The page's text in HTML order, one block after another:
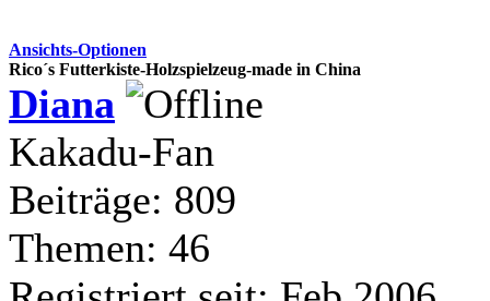
Ansichts-Optionen
Rico´s Futterkiste-Holzspielzeug-made in China
Diana
Kakadu-Fan
Beiträge: 809
Themen: 46